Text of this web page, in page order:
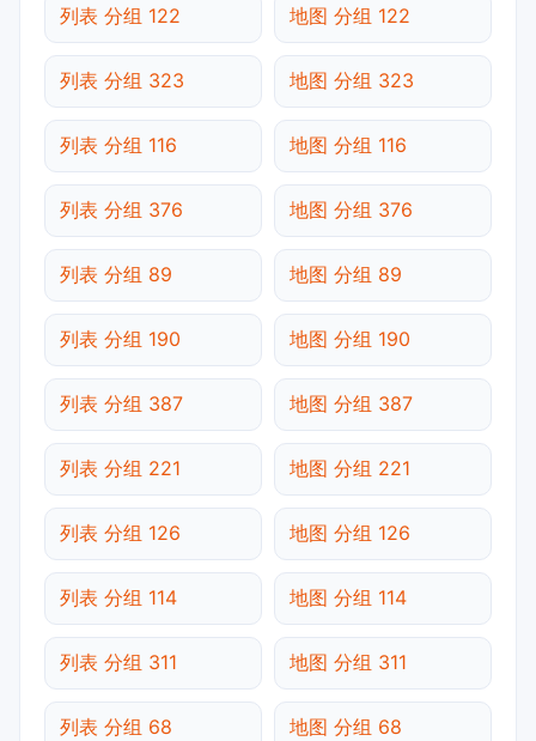
列表 分组 122 地图 分组 122
列表 分组 323 地图 分组 323
列表 分组 116 地图 分组 116
列表 分组 376 地图 分组 376
列表 分组 89 地图 分组 89
列表 分组 190 地图 分组 190
列表 分组 387 地图 分组 387
列表 分组 221 地图 分组 221
列表 分组 126 地图 分组 126
列表 分组 114 地图 分组 114
列表 分组 311 地图 分组 311
列表 分组 68 地图 分组 68